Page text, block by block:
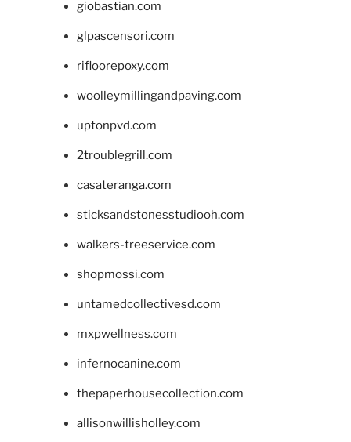
giobastian.com
glpascensori.com
rifloorepoxy.com
woolleymillingandpaving.com
uptonpvd.com
2troublegrill.com
casateranga.com
sticksandstonesstudiooh.com
walkers-treeservice.com
shopmossi.com
untamedcollectivesd.com
mxpwellness.com
infernocanine.com
thepaperhousecollection.com
allisonwillisholley.com